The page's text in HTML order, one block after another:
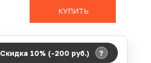
КУПИТЬ
Скидка 10% (-200 руб.) ?